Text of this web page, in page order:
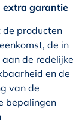
extra garantie
de producten
de in
de redelijke
en de
van de
bepalingen